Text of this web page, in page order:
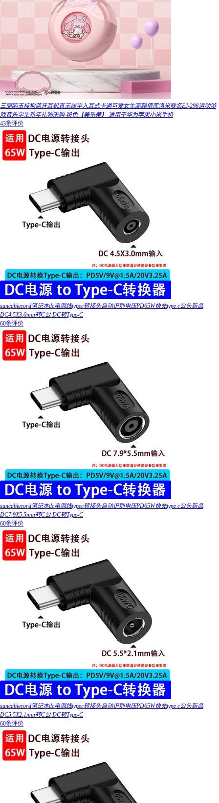
三丽鸥玉桂狗蓝牙耳机真无线半入耳式卡通可爱女生高颜值库洛米联名EJ-298运动游
戏音乐学生新年礼物采购 粉色【美乐蒂】 适用于华为苹果小米手机
43条评价
sancablecord笔记本dc电源线typec转接头自动识别电压PD65W快充type c公头新品
DC4.5X3.0mm转C公 DC转Type-C
60条评价
sancablecord笔记本dc电源线typec转接头自动识别电压PD65W快充type c公头新品
DC7.9X5.5mm转C公 DC转Type-C
60条评价
sancablecord笔记本dc电源线typec转接头自动识别电压PD65W快充type c公头新品
DC5.5X2.1mm转C公 DC转Type-C
60条评价